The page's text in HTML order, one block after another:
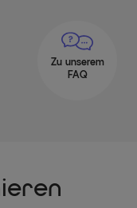
Zu unserem
FAQ